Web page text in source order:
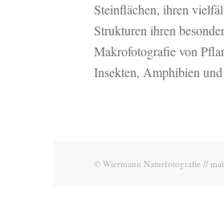
Steinflächen, ihren
Strukturen ihren
Makrofotografie von
Insekten, Amphibien
© Wiermann Naturfotografie //